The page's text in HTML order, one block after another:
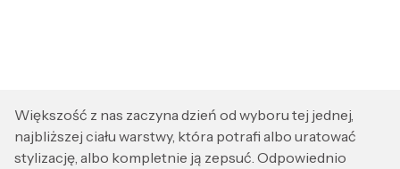
Większość z nas zaczyna dzień od wyboru tej jednej,
najbliższej ciału warstwy, która potrafi albo uratować
stylizację, albo kompletnie ją zepsuć. Odpowiednio